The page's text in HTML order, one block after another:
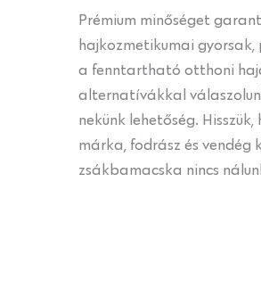
Prémium minőséget
hajkozmetikumai gyorsak,
a fenntartható otthoni
alternatívákkal
nekünk lehetőség.
márka, fodrász és vendég
zsákbamacska nincs